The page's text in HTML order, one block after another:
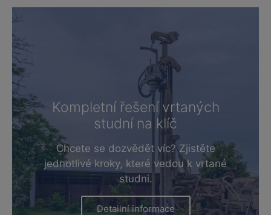
Kompletní řešení vrtaných
studní na klíč
Chcete se dozvědět víc? Zjistěte
jednotlivé kroky, které vedou k vrtané
studni.
Detailní informace